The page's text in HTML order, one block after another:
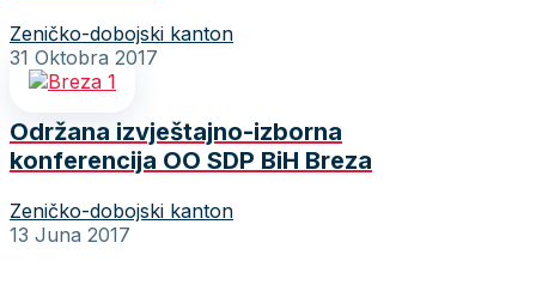
Zeničko-dobojski kanton
31 Oktobra 2017
Održana izvještajno-izborna
konferencija OO SDP BiH Breza
Zeničko-dobojski kanton
13 Juna 2017